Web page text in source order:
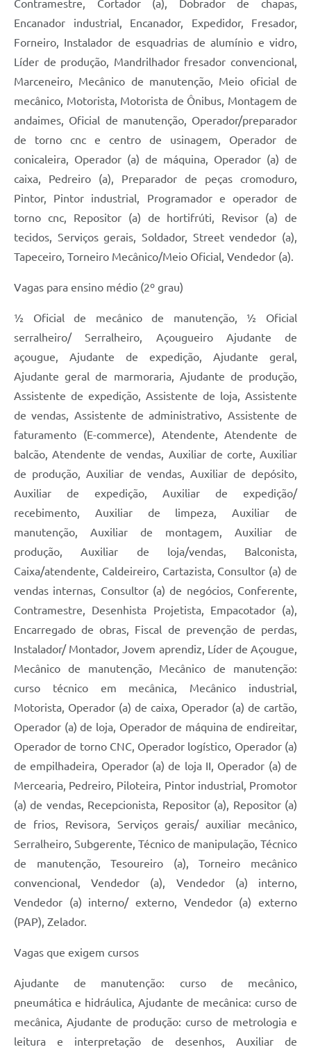
Contramestre, Cortador (a), Dobrador de chapas,
Encanador industrial, Encanador, Expedidor, Fresador,
Forneiro, Instalador de esquadrias de alumínio e vidro,
Líder de produção, Mandrilhador fresador convencional,
Marceneiro, Mecânico de manutenção, Meio oficial de
mecânico, Motorista, Motorista de Ônibus, Montagem de
andaimes, Oficial de manutenção, Operador/preparador
de torno cnc e centro de usinagem, Operador de
conicaleira, Operador (a) de máquina, Operador (a) de
caixa, Pedreiro (a), Preparador de peças cromoduro,
Pintor, Pintor industrial, Programador e operador de
torno cnc, Repositor (a) de hortifrúti, Revisor (a) de
tecidos, Serviços gerais, Soldador, Street vendedor (a),
Tapeceiro, Torneiro Mecânico/Meio Oficial, Vendedor (a).
Vagas para ensino médio (2º grau)
½ Oficial de mecânico de manutenção, ½ Oficial
serralheiro/ Serralheiro, Açougueiro Ajudante de
açougue, Ajudante de expedição, Ajudante geral,
Ajudante geral de marmoraria, Ajudante de produção,
Assistente de expedição, Assistente de loja, Assistente
de vendas, Assistente de administrativo, Assistente de
faturamento (E-commerce), Atendente, Atendente de
balcão, Atendente de vendas, Auxiliar de corte, Auxiliar
de produção, Auxiliar de vendas, Auxiliar de depósito,
Auxiliar de expedição, Auxiliar de expedição/
recebimento, Auxiliar de limpeza, Auxiliar de
manutenção, Auxiliar de montagem, Auxiliar de
produção, Auxiliar de loja/vendas, Balconista,
Caixa/atendente, Caldeireiro, Cartazista, Consultor (a) de
vendas internas, Consultor (a) de negócios, Conferente,
Contramestre, Desenhista Projetista, Empacotador (a),
Encarregado de obras, Fiscal de prevenção de perdas,
Instalador/ Montador, Jovem aprendiz, Líder de Açougue,
Mecânico de manutenção, Mecânico de manutenção:
curso técnico em mecânica, Mecânico industrial,
Motorista, Operador (a) de caixa, Operador (a) de cartão,
Operador (a) de loja, Operador de máquina de endireitar,
Operador de torno CNC, Operador logístico, Operador (a)
de empilhadeira, Operador (a) de loja II, Operador (a) de
Mercearia, Pedreiro, Piloteira, Pintor industrial, Promotor
(a) de vendas, Recepcionista, Repositor (a), Repositor (a)
de frios, Revisora, Serviços gerais/ auxiliar mecânico,
Serralheiro, Subgerente, Técnico de manipulação, Técnico
de manutenção, Tesoureiro (a), Torneiro mecânico
convencional, Vendedor (a), Vendedor (a) interno,
Vendedor (a) interno/ externo, Vendedor (a) externo
(PAP), Zelador.
Vagas que exigem cursos
Ajudante de manutenção: curso de mecânico,
pneumática e hidráulica, Ajudante de mecânica: curso de
mecânica, Ajudante de produção: curso de metrologia e
leitura e interpretação de desenhos, Auxiliar de